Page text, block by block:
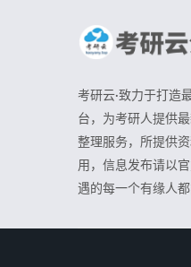
考研云·致力于打造
台，为考研人提供
整理服务，所提供
用，信息发布请以
遇的每一个有缘人都